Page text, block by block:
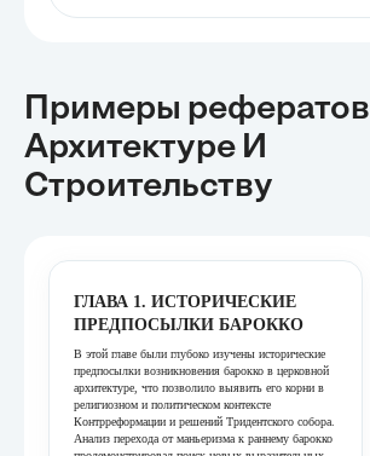
Примеры рефератов
Архитектуре И
Строительству
ГЛАВА 1. ИСТОРИЧЕСКИЕ
ПРЕДПОСЫЛКИ БАРОККО
В этой главе были глубоко изучены исторические
предпосылки возникновения барокко в церковной
архитектуре, что позволило выявить его корни в
религиозном и политическом контексте
Контрреформации и решений Тридентского собора.
Анализ перехода от маньеризма к раннему барокко